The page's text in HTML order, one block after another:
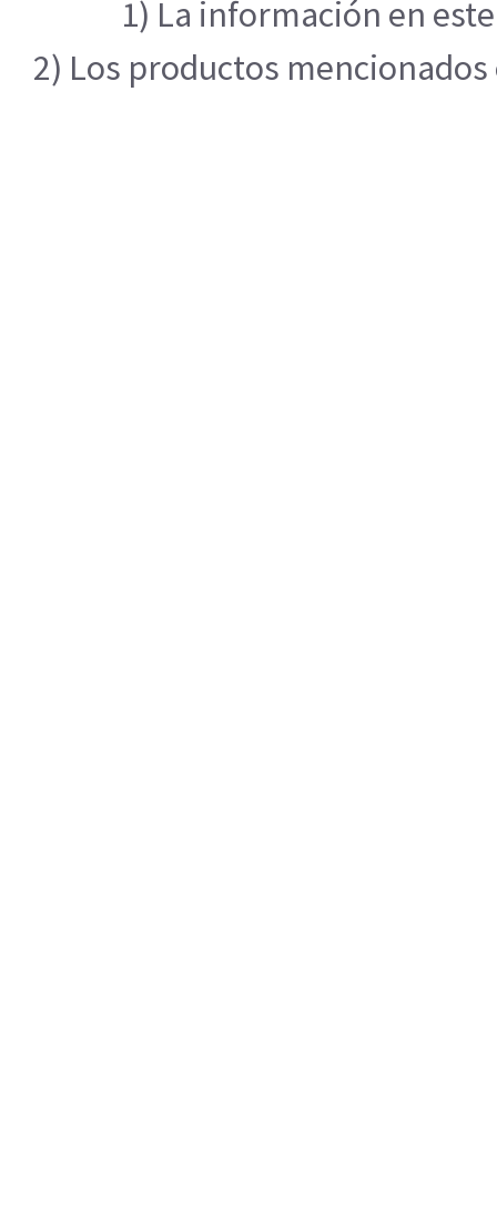
1) La información en
2) Los productos